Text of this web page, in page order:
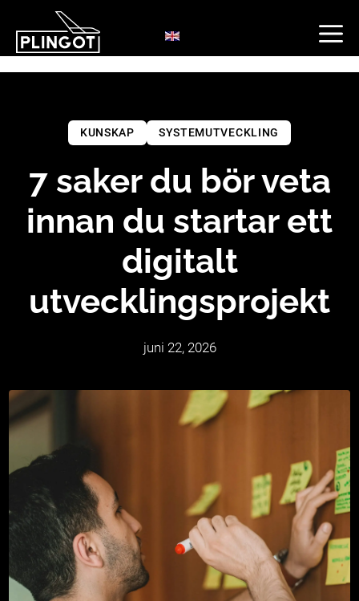
innehåll
KUNSKAP SYSTEMUTVECKLING
7 saker du bör veta
innan du startar ett
digitalt
utvecklingsprojekt
juni 22, 2026